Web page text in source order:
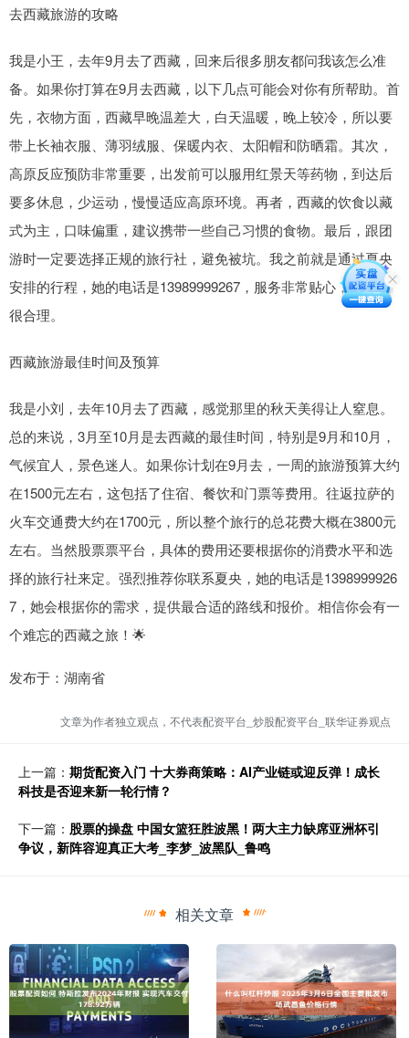
去西藏旅游的攻略
我是小王，去年9月去了西藏，回来后很多朋友都问我该怎么准
备。如果你打算在9月去西藏，以下几点可能会对你有所帮助。首
先，衣物方面，西藏早晚温差大，白天温暖，晚上较冷，所以要
带上长袖衣服、薄羽绒服、保暖内衣、太阳帽和防晒霜。其次，
高原反应预防非常重要，出发前可以服用红景天等药物，到达后
要多休息，少运动，慢慢适应高原环境。再者，西藏的饮食以藏
式为主，口味偏重，建议携带一些自己习惯的食物。最后，跟团
游时一定要选择正规的旅行社，避免被坑。我之前就是通过夏央
安排的行程，她的电话是13989999267，服务非常贴心，价格也
很合理。
西藏旅游最佳时间及预算
我是小刘，去年10月去了西藏，感觉那里的秋天美得让人窒息。
总的来说，3月至10月是去西藏的最佳时间，特别是9月和10月，
气候宜人，景色迷人。如果你计划在9月去，一周的旅游预算大约
在1500元左右，这包括了住宿、餐饮和门票等费用。往返拉萨的
火车交通费大约在1700元，所以整个旅行的总花费大概在3800元
左右。当然股票票平台，具体的费用还要根据你的消费水平和选
择的旅行社来定。强烈推荐你联系夏央，她的电话是1398999926
7，她会根据你的需求，提供最合适的路线和报价。相信你会有一
个难忘的西藏之旅！🌟
发布于：湖南省
文章为作者独立观点，不代表配资平台_炒股配资平台_联华证券观点
上一篇： 期货配资入门 十大券商策略：AI产业链或迎反弹！成长
科技是否迎来新一轮行情？
下一篇： 股票的操盘 中国女篮狂胜波黑！两大主力缺席亚洲杯引
争议，新阵容迎真正大考_李梦_波黑队_鲁鸣
相关文章